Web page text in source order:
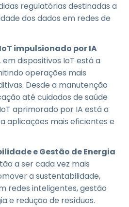
regulatórias destinadas a
dos dados em redes de
impulsionado por IA
dispositivos IoT está a
operações mais
Desde a manutenção
até cuidados de saúde
aprimorado por IA está a
aplicações mais eficientes e
e Gestão de Energia
a ser cada vez mais
a sustentabilidade,
redes inteligentes, gestão
e redução de resíduos.